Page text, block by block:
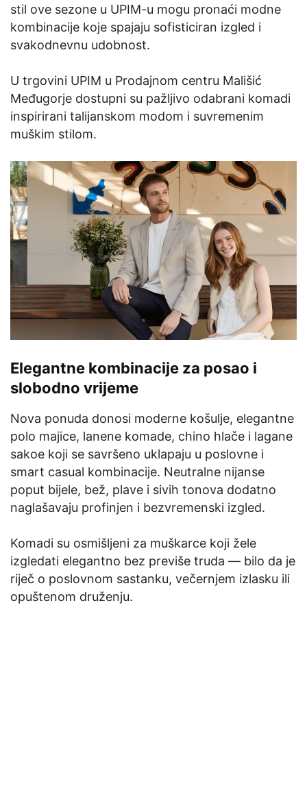
stil ove sezone u UPIM-u mogu pronaći modne
kombinacije koje spajaju sofisticiran izgled i
svakodnevnu udobnost.
U trgovini UPIM u Prodajnom centru Mališić
Međugorje dostupni su pažljivo odabrani komadi
inspirirani talijanskom modom i suvremenim
muškim stilom.
Elegantne kombinacije za posao i
slobodno vrijeme
Nova ponuda donosi moderne košulje, elegantne
polo majice, lanene komade, chino hlače i lagane
sakoe koji se savršeno uklapaju u poslovne i
smart casual kombinacije. Neutralne nijanse
poput bijele, bež, plave i sivih tonova dodatno
naglašavaju profinjen i bezvremenski izgled.
Komadi su osmišljeni za muškarce koji žele
izgledati elegantno bez previše truda — bilo da je
riječ o poslovnom sastanku, večernjem izlasku ili
opuštenom druženju.